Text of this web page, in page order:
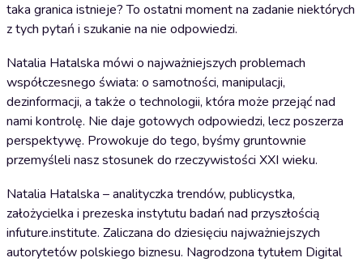
taka granica istnieje? To ostatni moment na zadanie niektórych
z tych pytań i szukanie na nie odpowiedzi.
Natalia Hatalska mówi o najważniejszych problemach
współczesnego świata: o samotności, manipulacji,
dezinformacji, a także o technologii, która może przejąć nad
nami kontrolę. Nie daje gotowych odpowiedzi, lecz poszerza
perspektywę. Prowokuje do tego, byśmy gruntownie
przemyśleli nasz stosunek do rzeczywistości XXI wieku.
Natalia Hatalska – analityczka trendów, publicystka,
założycielka i prezeska instytutu badań nad przyszłością
infuture.institute. Zaliczana do dziesięciu najważniejszych
autorytetów polskiego biznesu. Nagrodzona tytułem Digital